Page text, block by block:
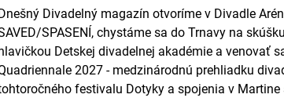
Dnešný Divadelný magazín otvoríme v Divadle
SPASENÍ, chystáme sa do Trnavy na
hlavičkou Detskej divadelnej akadémie a venovať
2027 - medzinárodnú prehliadku
festivalu Dotyky a spojenia v